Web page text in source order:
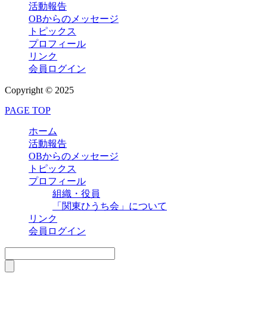
活動報告
OBからのメッセージ
トピックス
プロフィール
リンク
会員ログイン
Copyright © 2025
PAGE TOP
ホーム
活動報告
OBからのメッセージ
トピックス
プロフィール
組織・役員
「関東ひうち会」について
リンク
会員ログイン